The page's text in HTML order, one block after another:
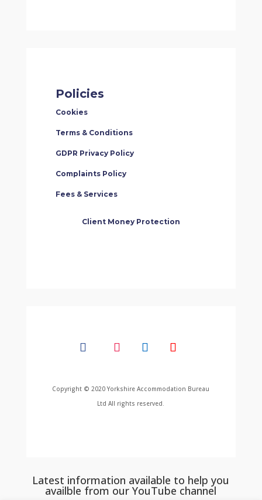
Policies
Cookies
Terms & Conditions
GDPR Privacy Policy
Complaints Policy
Fees & Services
Client Money Protection
Copyright © 2020 Yorkshire Accommodation Bureau
Ltd All rights reserved.
Latest information available to help you
availble from our YouTube channel